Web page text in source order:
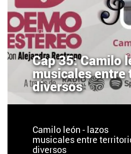
Cap 35: Camilo
musicales
diversos
Camilo león - lazos
musicales entre
diversos